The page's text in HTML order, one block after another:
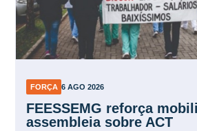
FORÇA 6 AGO 2026
FEESSEMG reforça
assembleia sobre ACT